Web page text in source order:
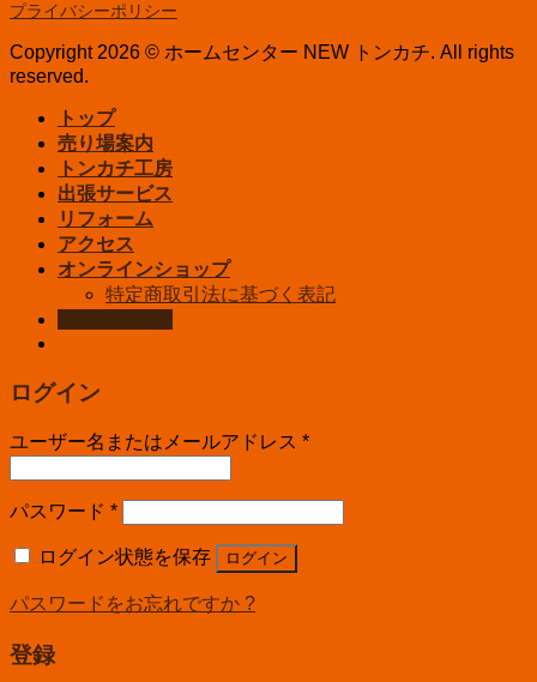
プライバシーポリシー
Copyright 2026 © ホームセンター NEW トンカチ. All rights
reserved.
トップ
売り場案内
トンカチ工房
出張サービス
リフォーム
アクセス
オンラインショップ
特定商取引法に基づく表記
ログイン
ユーザー名またはメールアドレス *
パスワード *
ログイン状態を保存 ログイン
パスワードをお忘れですか ?
登録